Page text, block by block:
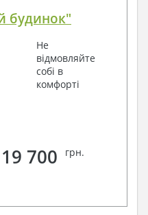
будинок"
Не
відмовляйте
собі в
комфорті
19 700 грн.